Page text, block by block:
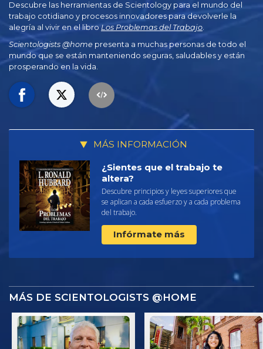
Descubre las herramientas de Scientology para el mundo del
trabajo cotidiano y procesos innovadores para devolverle la
alegría al vivir en el libroLos Problemas del Trabajo.
Scientologists @home presenta a muchas personas de todo el
mundo que se están manteniendo seguras, saludables y están
prosperando en la vida.
MÁS INFORMACIÓN
¿Sientes que el trabajo te
altera?
Descubre principios y leyes superiores que
se aplican a cada esfuerzo y a cada problema
del trabajo.
Infórmate más
MÁS DE SCIENTOLOGISTS @HOME